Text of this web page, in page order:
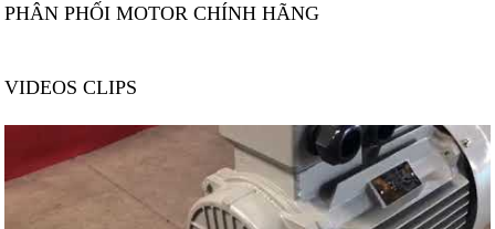
PHÂN PHỐI MOTOR CHÍNH HÃNG
VIDEOS CLIPS